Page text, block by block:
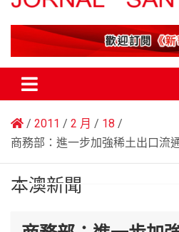
新華澳報
2011 2 月
18
商務部：進一步加強稀土出口流
本澳新聞